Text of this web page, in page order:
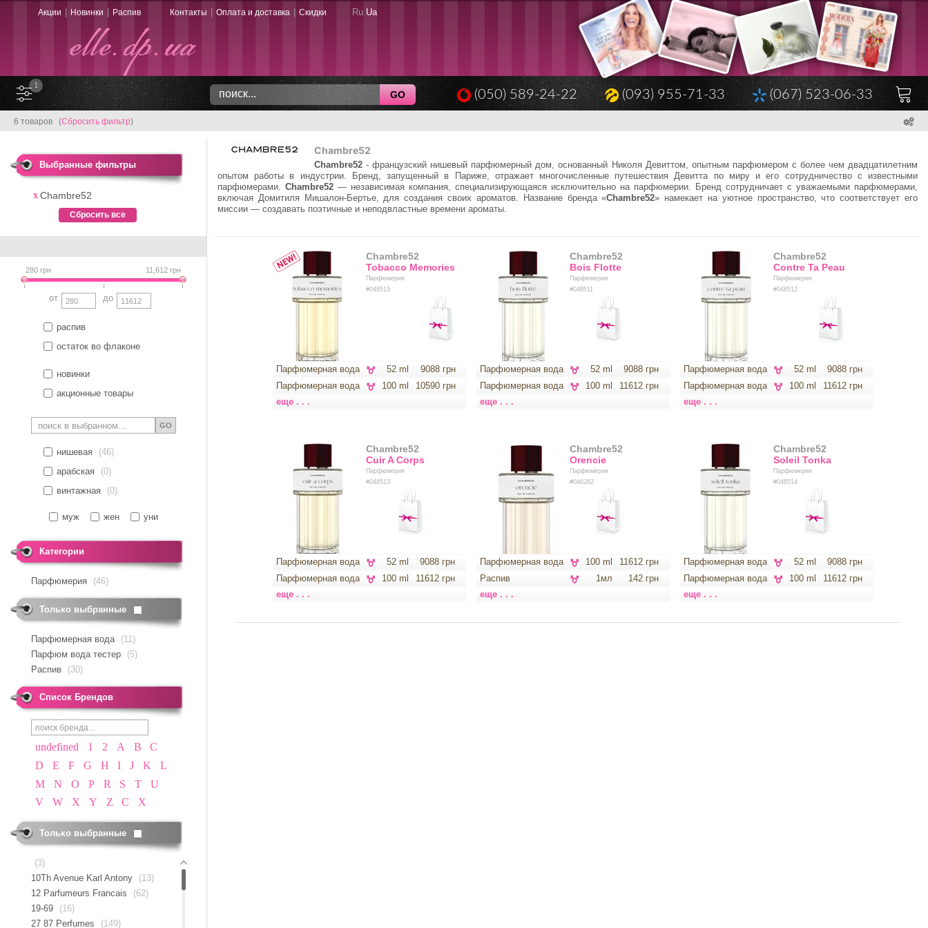
Акции Новинки Распив Контакты Оплата и доставка Скидки Ru Ua
1
GO (050) 589-24-22 (093) 955-71-33 (067) 523-06-33
6 товаров (Сбросить фильтр)
Выбранные фильтры
Chambre52
Сбросить все
280 грн 11,612 грн
от до
распив
остаток во флаконе
новинки
акционные товары
GO
нишевая
(46)
арабская
(0)
винтажная
(0)
муж жен уни
Категории
Парфюмерия (46)
Только выбранные
Парфюмерная вода
(11)
Парфюм вода тестер
(5)
Распив
(30)
Список Брендов
undefined 1 2 A B
C
D
E F G H I J K
L
M
N O P R S T
U
V
W X Y Z С Х
Только выбранные
(3)
10Th Avenue Karl Antony
(13)
12 Parfumeurs Francais
(62)
19-69
(16)
27 87 Perfumes
(149)
Chambre52
Chambre52 - французский нишевый парфюмерный дом, основанный Николя Девиттом, опытным парфюмером с более чем двадцатилетним
опытом работы в индустрии. Бренд, запущенный в Париже, отражает многочисленные путешествия Девитта по миру и его сотрудничество с известными
парфюмерами. Chambre52 — независимая компания, специализирующаяся исключительно на парфюмерии. Бренд сотрудничает с уважаемыми парфюмерами,
включая Домитиля Мишалон-Бертье, для создания своих ароматов. Название бренда «Chambre52» намекает на уютное пространство, что соответствует его
миссии — создавать поэтичные и неподвластные времени ароматы.
Chambre52
Tobacco Memories
Парфюмерия
#048515
Парфюмерная вода 52 ml
9088 грн
Парфюмерная вода
100 ml
10590 грн
еще . . .
Chambre52
Bois Flotte
Парфюмерия
#048511
Парфюмерная вода 52 ml
9088 грн
Парфюмерная вода
100 ml
11612 грн
еще . . .
Chambre52
Contre Ta Peau
Парфюмерия
#048512
Парфюмерная вода 52 ml
9088 грн
Парфюмерная вода
100 ml
11612 грн
еще . . .
Chambre52
Cuir A Corps
Парфюмерия
#048513
Парфюмерная вода 52 ml
9088 грн
Парфюмерная вода
100 ml
11612 грн
еще . . .
Chambre52
Orencie
Парфюмерия
#046262
Парфюмерная вода 100 ml
11612 грн
Распив
1мл
142 грн
еще . . .
Chambre52
Soleil Tonka
Парфюмерия
#048514
Парфюмерная вода 52 ml
9088 грн
Парфюмерная вода
100 ml
11612 грн
еще . . .